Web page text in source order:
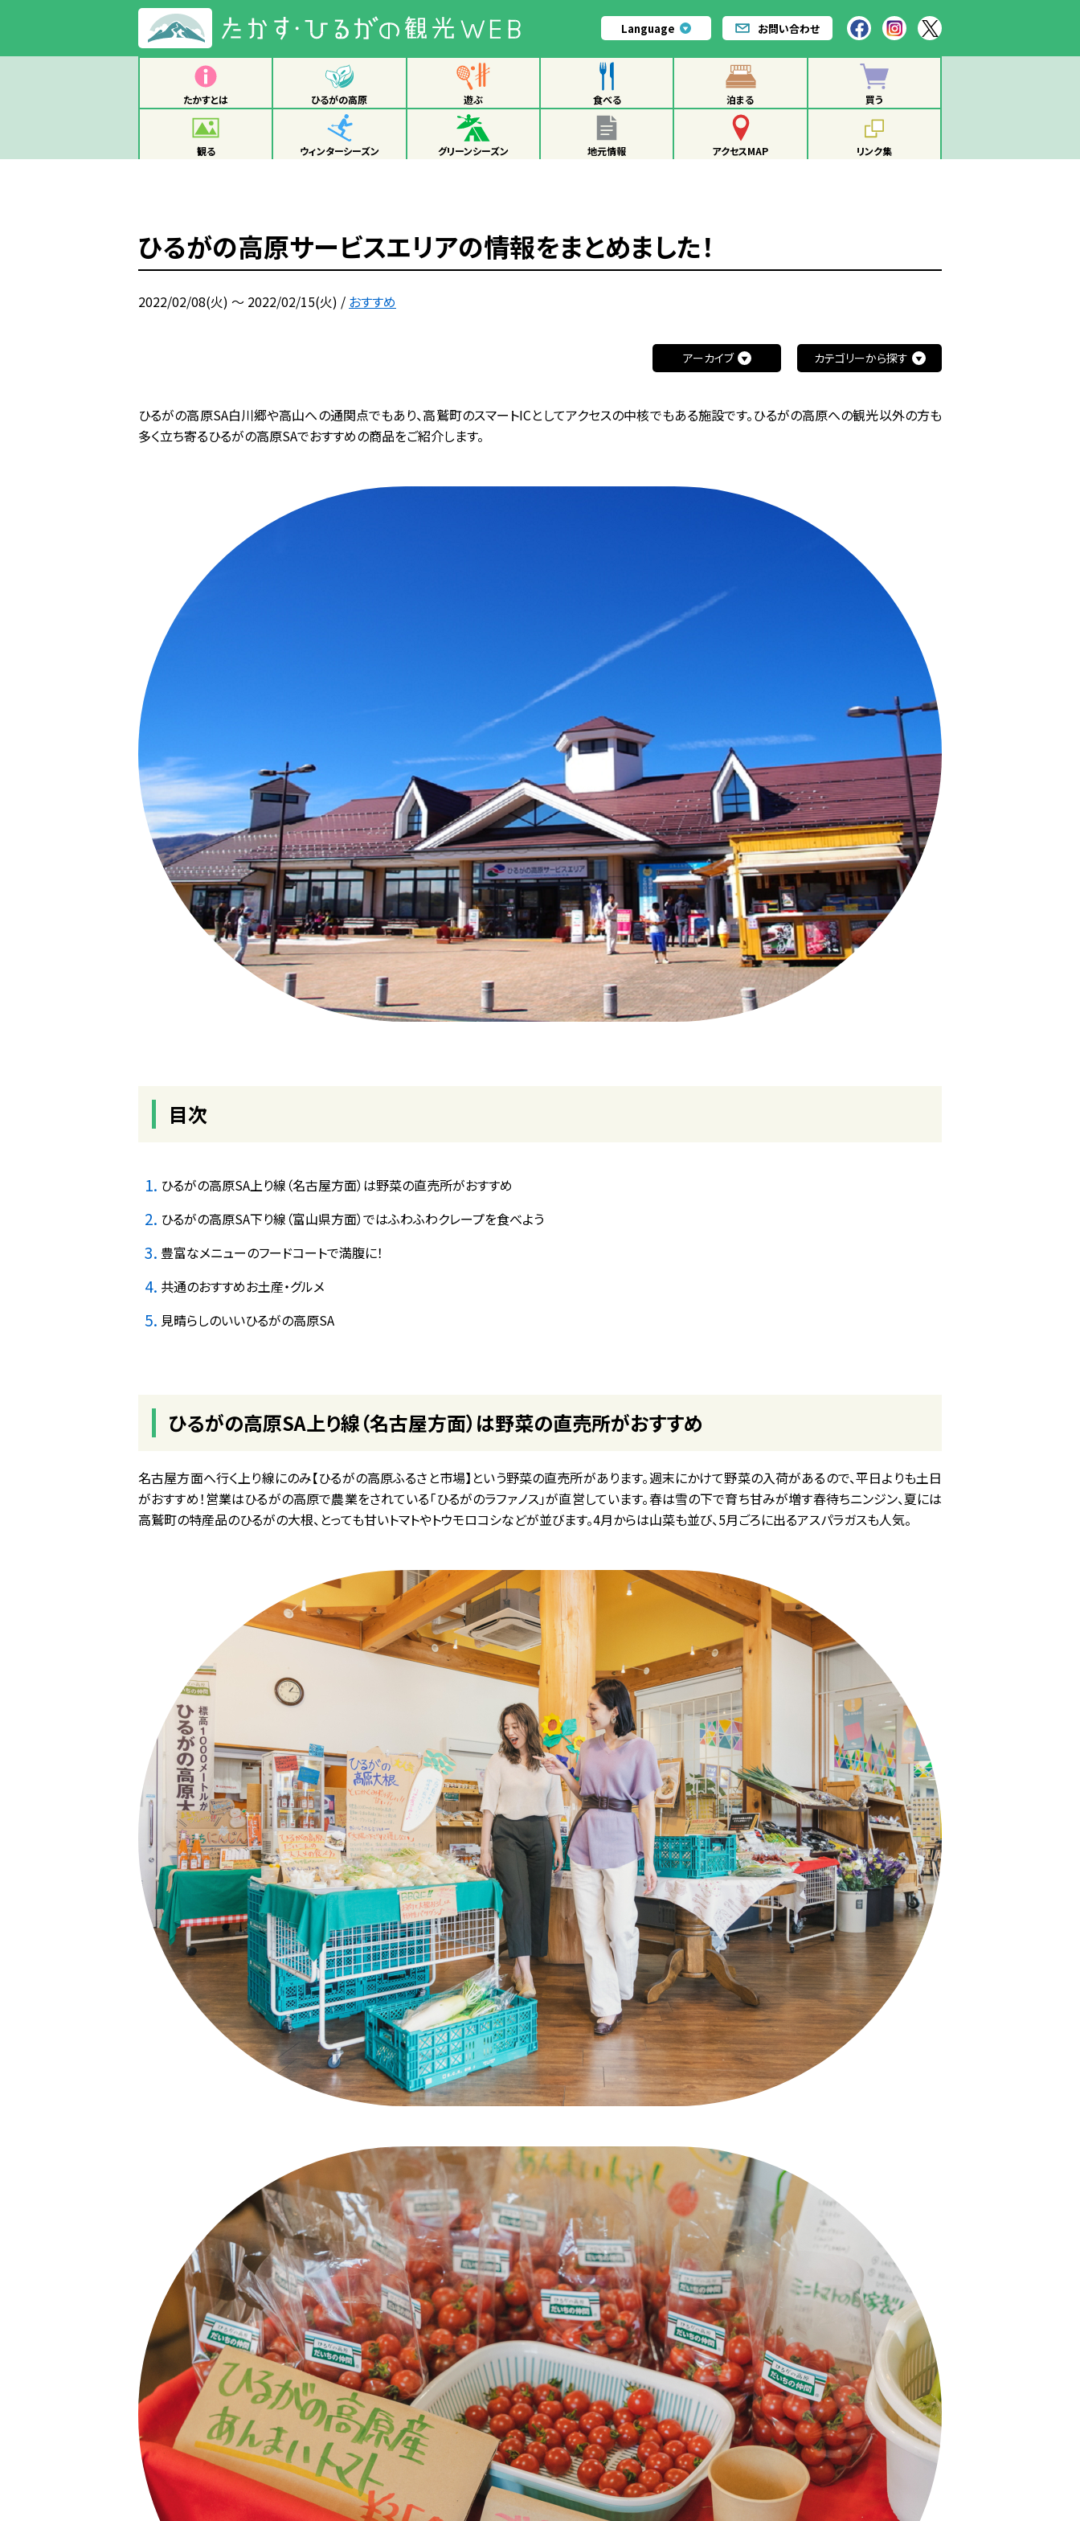
Language お問い合わせ
たかすとは ひるがの高原 遊ぶ 食べる 泊まる 買う
観る ウィンターシーズン グリーンシーズン 地元情報 アクセスMAP リンク集
ひるがの高原サービスエリアの情報をまとめました！
2022/02/08(火) ～ 2022/02/15(火) / おすすめ
アーカイブ カテゴリーから探す
ひるがの高原SA白川郷や高山への通関点でもあり、高鷲町のスマートICとしてアクセスの中核でもある施設です。ひるがの高原への観光以外の方も
多く立ち寄るひるがの高原SAでおすすめの商品をご紹介します。
目次
ひるがの高原SA上り線（名古屋方面）は野菜の直売所がおすすめ
ひるがの高原SA下り線（富山県方面）ではふわふわクレープを食べよう
豊富なメニューのフードコートで満腹に！
共通のおすすめお土産・グルメ
見晴らしのいいひるがの高原SA
ひるがの高原SA上り線（名古屋方面）は野菜の直売所がおすすめ
名古屋方面へ行く上り線にのみ【ひるがの高原ふるさと市場】という野菜の直売所があります。週末にかけて野菜の入荷があるので、平日よりも土日
がおすすめ！営業はひるがの高原で農業をされている「ひるがのラファノス」が直営しています。春は雪の下で育ち甘みが増す春待ちニンジン、夏には
高鷲町の特産品のひるがの大根、とっても甘いトマトやトウモロコシなどが並びます。4月からは山菜も並び、5月ごろに出るアスパラガスも人気。